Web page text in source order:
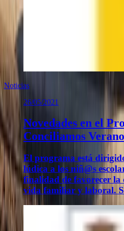
Noticias
26/05/2021
Novedades en el
Conciliamos
El programa está
lúdica a los niñ@s
finalidad de favorecer la
vida familiar y laboral.